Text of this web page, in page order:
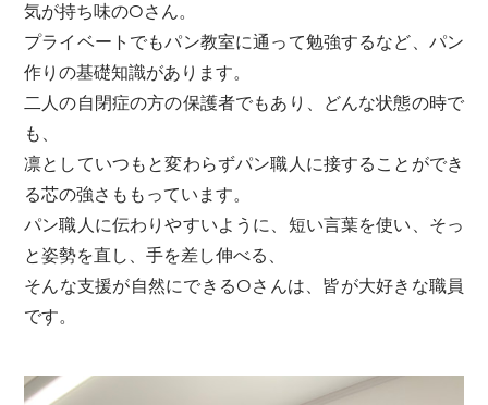
気が持ち味のOさん。
プライベートでもパン教室に通って勉強するなど、パン
作りの基礎知識があります。
二人の自閉症の方の保護者でもあり、どんな状態の時で
も、
凛としていつもと変わらずパン職人に接することができ
る芯の強さももっています。
パン職人に伝わりやすいように、短い言葉を使い、そっ
と姿勢を直し、手を差し伸べる、
​そんな支援が自然にできるOさんは、皆が大好きな職員
です。